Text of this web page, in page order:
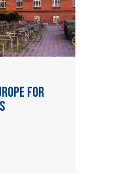
for